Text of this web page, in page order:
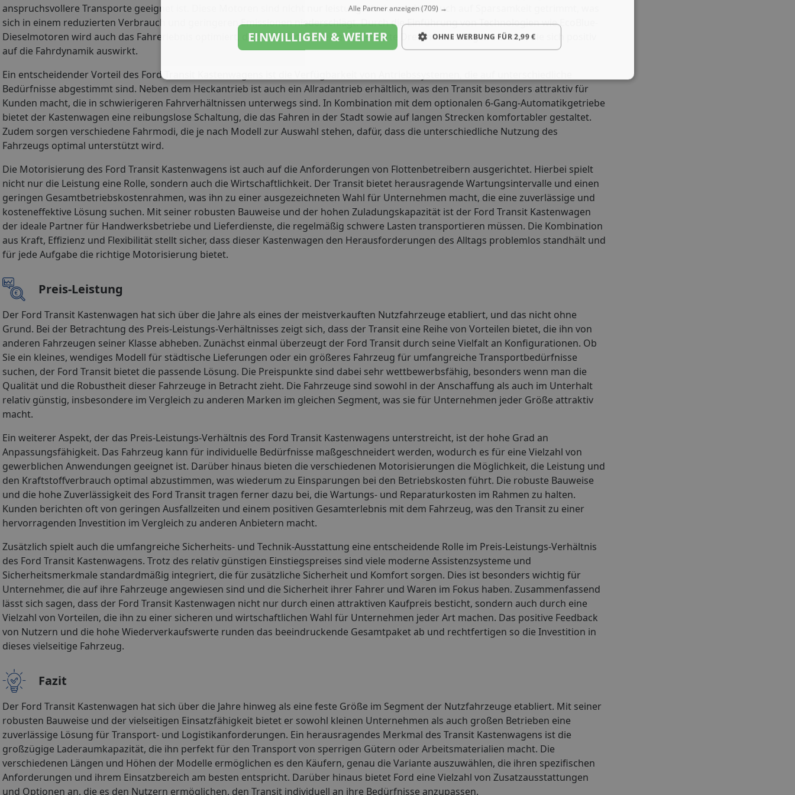
anspruchsvollere Transporte geeignet ist. Diese Motoren sind nicht nur leistungsstark, sondern auch auf Sparsamkeit getrimmt, was
sich in einem reduzierten Verbrauch und geringeren Emissionen niederschlägt. Durch die Einführung von Technologien wie EcoBlue-
Dieselmotoren wird auch das Fahrerlebnis optimiert, da diese Motoren eine verbesserte Drehmomentabgabe bieten, die sich positiv
auf die Fahrdynamik auswirkt.
Ein entscheidender Vorteil des Ford Transit Kastenwagens ist die Verfügbarkeit von Antriebssystemen, die auf unterschiedliche
Bedürfnisse abgestimmt sind. Neben dem Heckantrieb ist auch ein Allradantrieb erhältlich, was den Transit besonders attraktiv für
Kunden macht, die in schwierigeren Fahrverhältnissen unterwegs sind. In Kombination mit dem optionalen 6-Gang-Automatikgetriebe
bietet der Kastenwagen eine reibungslose Schaltung, die das Fahren in der Stadt sowie auf langen Strecken komfortabler gestaltet.
Zudem sorgen verschiedene Fahrmodi, die je nach Modell zur Auswahl stehen, dafür, dass die unterschiedliche Nutzung des
Fahrzeugs optimal unterstützt wird.
Die Motorisierung des Ford Transit Kastenwagens ist auch auf die Anforderungen von Flottenbetreibern ausgerichtet. Hierbei spielt
nicht nur die Leistung eine Rolle, sondern auch die Wirtschaftlichkeit. Der Transit bietet herausragende Wartungsintervalle und einen
geringen Gesamtbetriebskostenrahmen, was ihn zu einer ausgezeichneten Wahl für Unternehmen macht, die eine zuverlässige und
kosteneffektive Lösung suchen. Mit seiner robusten Bauweise und der hohen Zuladungskapazität ist der Ford Transit Kastenwagen
der ideale Partner für Handwerksbetriebe und Lieferdienste, die regelmäßig schwere Lasten transportieren müssen. Die Kombination
aus Kraft, Effizienz und Flexibilität stellt sicher, dass dieser Kastenwagen den Herausforderungen des Alltags problemlos standhält und
für jede Aufgabe die richtige Motorisierung bietet.
Preis-Leistung
Der Ford Transit Kastenwagen hat sich über die Jahre als eines der meistverkauften Nutzfahrzeuge etabliert, und das nicht ohne
Grund. Bei der Betrachtung des Preis-Leistungs-Verhältnisses zeigt sich, dass der Transit eine Reihe von Vorteilen bietet, die ihn von
anderen Fahrzeugen seiner Klasse abheben. Zunächst einmal überzeugt der Ford Transit durch seine Vielfalt an Konfigurationen. Ob
Sie ein kleines, wendiges Modell für städtische Lieferungen oder ein größeres Fahrzeug für umfangreiche Transportbedürfnisse
suchen, der Ford Transit bietet die passende Lösung. Die Preispunkte sind dabei sehr wettbewerbsfähig, besonders wenn man die
Qualität und die Robustheit dieser Fahrzeuge in Betracht zieht. Die Fahrzeuge sind sowohl in der Anschaffung als auch im Unterhalt
relativ günstig, insbesondere im Vergleich zu anderen Marken im gleichen Segment, was sie für Unternehmen jeder Größe attraktiv
macht.
Ein weiterer Aspekt, der das Preis-Leistungs-Verhältnis des Ford Transit Kastenwagens unterstreicht, ist der hohe Grad an
Anpassungsfähigkeit. Das Fahrzeug kann für individuelle Bedürfnisse maßgeschneidert werden, wodurch es für eine Vielzahl von
gewerblichen Anwendungen geeignet ist. Darüber hinaus bieten die verschiedenen Motorisierungen die Möglichkeit, die Leistung und
den Kraftstoffverbrauch optimal abzustimmen, was wiederum zu Einsparungen bei den Betriebskosten führt. Die robuste Bauweise
und die hohe Zuverlässigkeit des Ford Transit tragen ferner dazu bei, die Wartungs- und Reparaturkosten im Rahmen zu halten.
Kunden berichten oft von geringen Ausfallzeiten und einem positiven Gesamterlebnis mit dem Fahrzeug, was den Transit zu einer
hervorragenden Investition im Vergleich zu anderen Anbietern macht.
Zusätzlich spielt auch die umfangreiche Sicherheits- und Technik-Ausstattung eine entscheidende Rolle im Preis-Leistungs-Verhältnis
des Ford Transit Kastenwagens. Trotz des relativ günstigen Einstiegspreises sind viele moderne Assistenzsysteme und
Sicherheitsmerkmale standardmäßig integriert, die für zusätzliche Sicherheit und Komfort sorgen. Dies ist besonders wichtig für
Unternehmer, die auf ihre Fahrzeuge angewiesen sind und die Sicherheit ihrer Fahrer und Waren im Fokus haben. Zusammenfassend
lässt sich sagen, dass der Ford Transit Kastenwagen nicht nur durch einen attraktiven Kaufpreis besticht, sondern auch durch eine
Vielzahl von Vorteilen, die ihn zu einer sicheren und wirtschaftlichen Wahl für Unternehmen jeder Art machen. Das positive Feedback
von Nutzern und die hohe Wiederverkaufswerte runden das beeindruckende Gesamtpaket ab und rechtfertigen so die Investition in
dieses vielseitige Fahrzeug.
Fazit
Der Ford Transit Kastenwagen hat sich über die Jahre hinweg als eine feste Größe im Segment der Nutzfahrzeuge etabliert. Mit seiner
robusten Bauweise und der vielseitigen Einsatzfähigkeit bietet er sowohl kleinen Unternehmen als auch großen Betrieben eine
zuverlässige Lösung für Transport- und Logistikanforderungen. Ein herausragendes Merkmal des Transit Kastenwagens ist die
großzügige Laderaumkapazität, die ihn perfekt für den Transport von sperrigen Gütern oder Arbeitsmaterialien macht. Die
verschiedenen Längen und Höhen der Modelle ermöglichen es den Käufern, genau die Variante auszuwählen, die ihren spezifischen
Anforderungen und ihrem Einsatzbereich am besten entspricht. Darüber hinaus bietet Ford eine Vielzahl von Zusatzausstattungen
und Optionen an, die es den Nutzern ermöglichen, den Transit individuell an ihre Bedürfnisse anzupassen.
Alle Partner anzeigen(709) →
EINWILLIGEN & WEITER OHNE WERBUNG FÜR 2,99 €